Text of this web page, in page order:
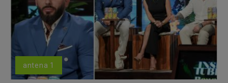
antena 1